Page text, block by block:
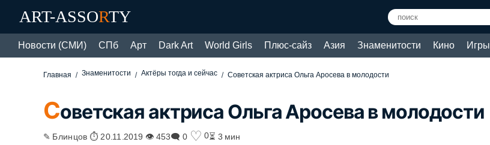
ART-ASSORTY
Новости (СМИ) СПб Арт Dark Art World Girls Плюс-сайз Азия Знаменитости Кино Игры
Главная Знаменитости Актёры тогда и сейчас Советская актриса Ольга Аросева в молодости
Советская актриса Ольга Аросева в молодости
✎ Блинцов ⏱ 20.11.2019 👁 453🗨 0 ♡ 0⏳ 3 мин